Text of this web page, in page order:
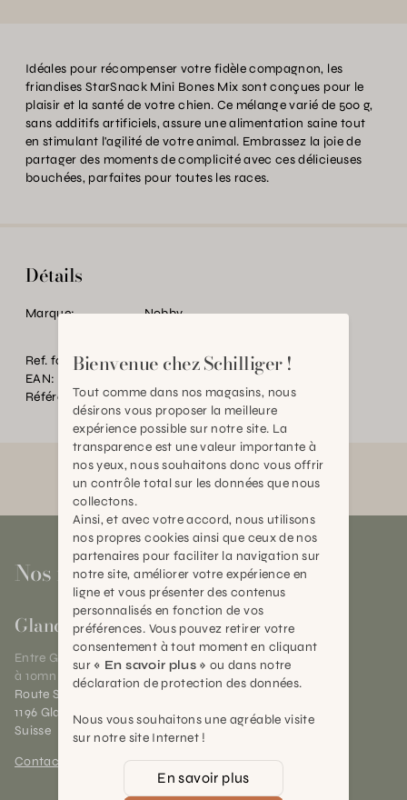
Idéales pour récompenser votre fidèle compagnon, les
friandises StarSnack Mini Bones Mix sont conçues pour le
plaisir et la santé de votre chien. Ce mélange varié de 500 g,
sans additifs artificiels, assure une alimentation saine tout
en stimulant l'agilité de votre animal. Embrassez la joie de
partager des moments de complicité avec ces délicieuses
bouchées, parfaites pour toutes les races.
Détails
Marque: Nobby
Ref. fournisseur:
NY69736
EAN:
Référence:
AN.P09497.0000.0000.0000
Nos magasins
Gland
Entre Genève et Lausanne,
à 10mn de Nyon
Route Suisse 40
1196 Gland (VD)
Suisse
Contact et horaires
Bienvenue chez Schilliger !
Tout comme dans nos magasins, nous
désirons vous proposer la meilleure
expérience possible sur notre site. La
transparence est une valeur importante à
nos yeux, nous souhaitons donc vous offrir
un contrôle total sur les données que nous
collectons.
Ainsi, et avec votre accord, nous utilisons
nos propres cookies ainsi que ceux de nos
partenaires pour faciliter la navigation sur
notre site, améliorer votre expérience en
ligne et vous présenter des contenus
personnalisés en fonction de vos
préférences. Vous pouvez retirer votre
consentement à tout moment en cliquant
sur « En savoir plus » ou dans notre
déclaration de protection des données.
Nous vous souhaitons une agréable visite
sur notre site Internet !
En savoir plus